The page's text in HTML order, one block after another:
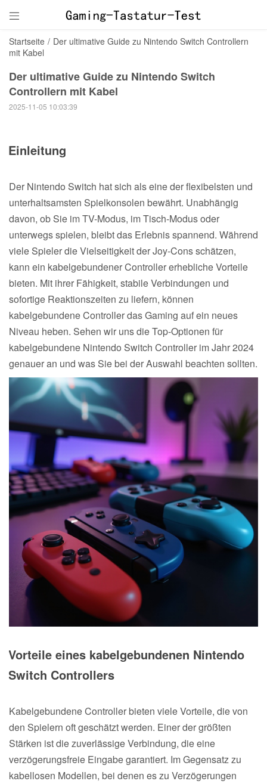

Startseite / Der ultimative Guide zu Nintendo Switch Controllern
mit Kabel
Der ultimative Guide zu Nintendo Switch
Controllern mit Kabel
2025-11-05 10:03:39
Einleitung
Der Nintendo Switch hat sich als eine der flexibelsten und
unterhaltsamsten Spielkonsolen bewährt. Unabhängig
davon, ob Sie im TV-Modus, im Tisch-Modus oder
unterwegs spielen, bleibt das Erlebnis spannend. Während
viele Spieler die Vielseitigkeit der Joy-Cons schätzen,
kann ein kabelgebundener Controller erhebliche Vorteile
bieten. Mit ihrer Fähigkeit, stabile Verbindungen und
sofortige Reaktionszeiten zu liefern, können
kabelgebundene Controller das Gaming auf ein neues
Niveau heben. Sehen wir uns die Top-Optionen für
kabelgebundene Nintendo Switch Controller im Jahr 2024
genauer an und was Sie bei der Auswahl beachten sollten.
Vorteile eines kabelgebundenen Nintendo
Switch Controllers
Kabelgebundene Controller bieten viele Vorteile, die von
den Spielern oft geschätzt werden. Einer der größten
Stärken ist die zuverlässige Verbindung, die eine
verzögerungsfreie Eingabe garantiert. Im Gegensatz zu
kabellosen Modellen, bei denen es zu Verzögerungen